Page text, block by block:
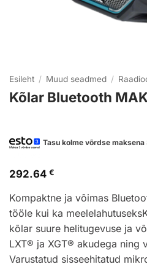
Esileht / Muud seadmed /
Kõlar Bluetooth
Tasu kolme võrdse maksena
292.64 €
Kompaktne ja võimas
tööle kui ka
kõlar suure helitugevuse ja
LXT® ja XGT® akudega ning
Varustatud sisseehitatud